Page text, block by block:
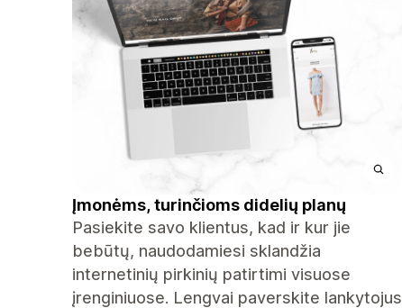
Įmonėms, turinčioms didelių planų
Pasiekite savo klientus, kad ir kur jie
bebūtų, naudodamiesi sklandžia
internetinių pirkinių patirtimi visuose
įrenginiuose. Lengvai paverskite lankytojus